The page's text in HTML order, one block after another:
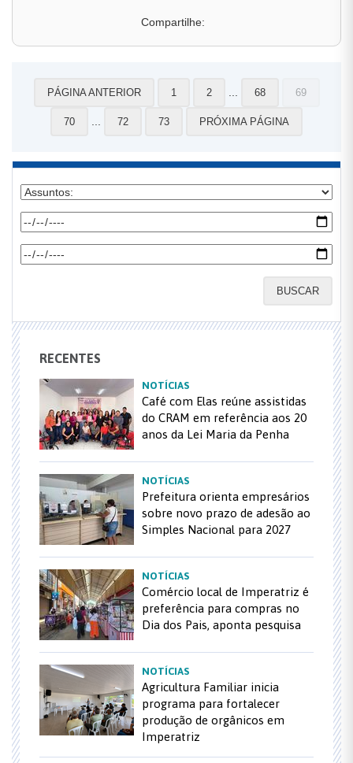
Compartilhe:
PÁGINA ANTERIOR 1 2 68 69
70 72 73 PRÓXIMA PÁGINA
BUSCAR
RECENTES
NOTÍCIAS
Café com Elas reúne assistidas
do CRAM em referência aos 20
anos da Lei Maria da Penha
NOTÍCIAS
Prefeitura orienta empresários
sobre novo prazo de adesão ao
Simples Nacional para 2027
NOTÍCIAS
Comércio local de Imperatriz é
preferência para compras no
Dia dos Pais, aponta pesquisa
NOTÍCIAS
Agricultura Familiar inicia
programa para fortalecer
produção de orgânicos em
Imperatriz